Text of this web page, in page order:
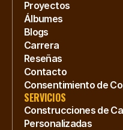
Proyectos
Álbumes
Blogs
Carrera
Reseñas
Contacto
Consentimiento de
SERVICIOS
Construcciones de
Personalizadas